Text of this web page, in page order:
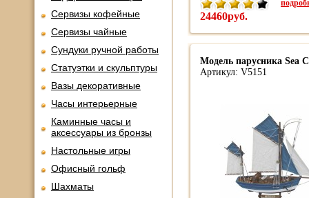
Сервизы кофейные
Сервизы чайные
Сундуки ручной работы
Статуэтки и скульптуры
Вазы декоративные
Часы интерьерные
Каминные часы и
аксессуары из бронзы
Настольные игры
Офисный гольф
Шахматы
24460руб.
Модель парусника Sea
Артикул: V5151